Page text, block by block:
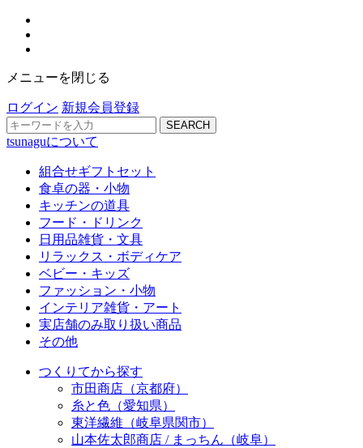
メニューを閉じる
ログイン 新規会員登録
SEARCH
tsunaguについて
組合せギフトセット
食卓の器・小物
キッチンの道具
フード・ドリンク
日用品雑貨・文具
リラックス・ボディケア
ベビー・キッズ
ファッション・小物
インテリア雑貨・アート
実店舗のみ取り扱い商品
その他
つくりてから探す
市田商店（京都府）
糸と色（愛知県）
東洋繊維（岐阜県関市）
山本佐太郎商店 / まっちん（岐阜）